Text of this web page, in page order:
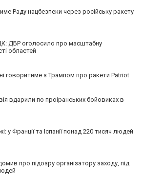
Раду нацбезпеки через російську ракету
ДБР оголосило про масштабну
областей
говоритиме з Трампом про ракети Patriot
вдарили по проіранських бойовиках в
у Франції та Іспанії понад 220 тисяч людей
про підозру організатору заходу, під